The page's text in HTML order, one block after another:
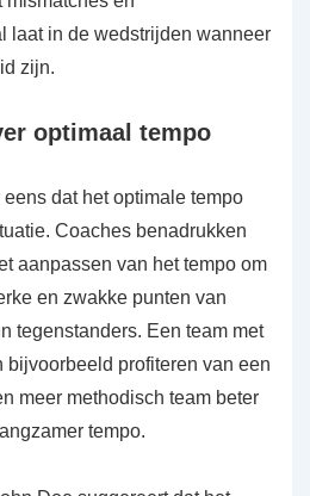
laat in de wedstrijden wanneer
zijn.
optimaal tempo
dat het optimale tempo
Coaches benadrukken
aanpassen van het tempo om
en zwakke punten van
tegenstanders. Een team met
bijvoorbeeld profiteren van een
meer methodisch team beter
tempo.